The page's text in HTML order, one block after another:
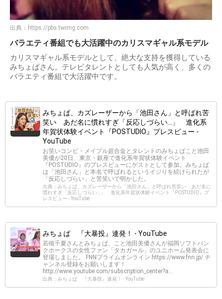
出典： https://pbs.twimg.com
バラエティ番組でも大活躍中のカリスマギャル系モデル
カリスマギャル系モデルとして、絶大な支持を獲得している
みちょぱさん。テレビタレントとしても人気が高く、多くの
バラエティ番組で大活躍中です。
みちょぱ、カズレーザーから「池田さん」と呼ばれ苦
笑い あだ名に慣れすぎ「反応しづらい…」 進化系
年賀状体験イベント『POSTUDIO』プレスビュー -
YouTube
お笑いコンビ・メイプル超合金とタレントのみちょぱこと池田
美優が20日、東京・銀座で進化系年賀状体験イベント
『POSTUDIO』のプレスビューにゲストとして参加。みちょぱ
は「池田さん」と本名で呼ばれるというイジりを続けられたが
「反応しづらい」と苦笑いで明かした。
出典：みちょぱ、カズレーザーから「池田さん」と呼ばれ苦笑い あだ名に
慣れすぎ「反応しづらい…」 進化系年賀状体験イベント『POSTUDIO』プ
レスビュー - YouTube
みちょぱ 『大暴投』連発！ - YouTube
若槻千夏さんとみちょぱ、こと池田美優さんが福岡ソフトバン
クホークスの女性ファン「タカガール」のユニホーム発表会に
登場しました。 FNNプライムオンライン https://www.fnn.jp/ チ
ャンネル登録をお願いします！
http://www.youtube.com/subscription_center?a...
出典：みちょぱ 『大暴投』連発！ - YouTube